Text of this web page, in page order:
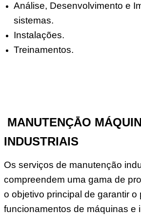
Análise, Desenvolvimento e
sistemas.
Instalações.
Treinamentos.
MANUTENÇĀO
INDUSTRIAIS
Os serviços de manutenção
compreendem uma gama de
o objetivo principal de garantir o
funcionamentos de máquinas e